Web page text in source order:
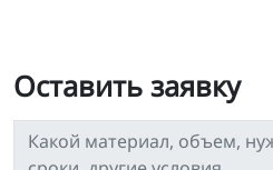
Оставить заявку